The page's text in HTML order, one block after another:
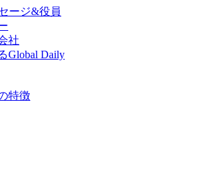
ージ&役員
社
Global Daily
特徴